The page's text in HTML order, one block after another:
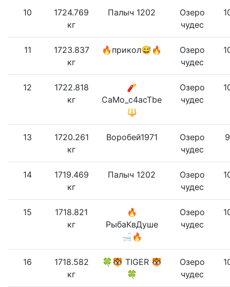
10
1724.769
кг
Палыч 1202
Озеро
чудес
11
1723.837
кг
🔥прикол😅🔥
Озеро
чудес
12
1722.818
кг
🧨
CaMo_c4acTbe
🔱
Озеро
чудес
13
1720.261
кг
Воробей1971
Озеро
чудес
14
1719.469
кг
Палыч 1202
Озеро
чудес
15
1718.821
кг
🔥
РыбаКвДуше
🛁🔥
Озеро
чудес
16
1718.582
кг
🍀🐯 TIGER 🐯
🍀
Озеро
чудес